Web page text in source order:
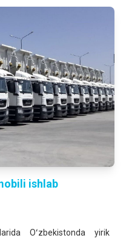
ishlab
Oʻzbekistonda yirik